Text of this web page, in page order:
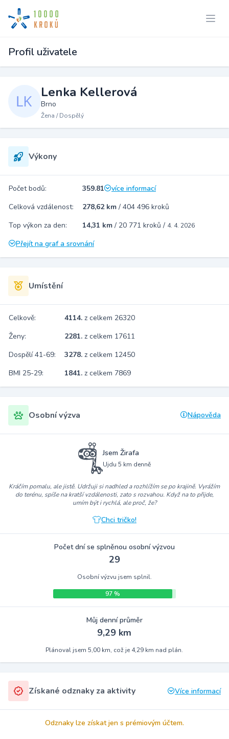
Profil uživatele
Lenka Kellerová
Brno
Žena / Dospělý
Výkony
Počet bodů: 359.81
více informací
Celková vzdálenost:
278,62 km / 404 496 kroků
Top výkon za den:
14,31 km / 20 771 kroků / 4. 4. 2026
Přejít na graf a srovnání
Umístění
Celkově: 4114. z celkem 26320
Ženy:
2281. z celkem 17611
Dospělí 41-69:
3278. z celkem 12450
BMI 25-29:
1841. z celkem 7869
Osobní výzva Nápověda
Jsem Žirafa
Ujdu 5 km denně
Kráčím pomalu, ale jistě. Udržuji si nadhled a rozhlížím se po krajině. Vyrážím
do terénu, spíše na kratší vzdálenosti, zato s rozvahou. Když na to přijde,
umím být i rychlá, ale proč, že?
Chci tričko!
Počet dní se splněnou osobní výzvou
29
Osobní výzvu jsem splnil.
97 %
Můj denní průměr
9,29 km
Plánoval jsem 5,00 km, což je 4,29 km nad plán.
Získané odznaky za aktivity Více informací
Odznaky lze získat jen s prémiovým účtem.